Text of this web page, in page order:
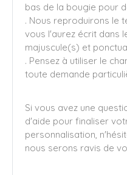
bas de la bougie pour
. Nous reproduirons le
vous l'aurez écrit dans
majuscule(s) et
. Pensez à utiliser le
toute demande
Si vous avez une
d'aide pour finaliser
personnalisation,
nous serons ravis de